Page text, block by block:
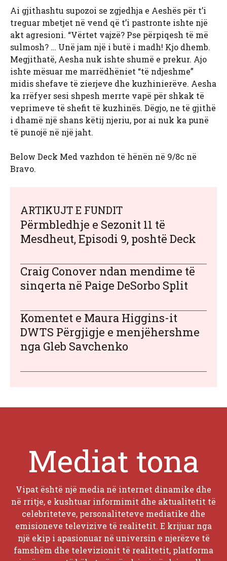
Ai gjithashtu supozoi se zgjedhja e Aeshës për t’i
treguar mbetjet në vend që t’i pastronte ishte një
akt agresioni. “Vërtet vajzë? Pse përpiqesh të më
sulmosh? … Unë jam një i butë i madh! Kjo dhemb.
Megjithatë, Aesha nuk ishte shumë e prekur. Ajo
ishte mësuar me marrëdhëniet “të ndjeshme”
midis shefave të zierjeve dhe kuzhinierëve. Aesha
ka rrëfyer sesi shpesh merrte vapë për shkak të
veprimeve të shefit të kuzhinës. Dëgjo, ne të gjithë
i dhamë një shans këtij njeriu, por ai nuk ka punë
të punojë në një jaht.
Below Deck Med vazhdon të hënën në 9/8c në
Bravo.
ARTIKUJT E FUNDIT
Përmbledhje e Sezonit 11 të
Mesdheut, Episodi 9, poshtë Deck
Craig Conover ndan mendime të
sinqerta në Paige DeSorbo Split
Komentet e Maura Higgins-it
DWTS Përgjigje e menjëhershme
nga Gleb Savchenko
Mediat tona
Vipat është një media në internet dinamike dhe
në rritje, e kushtuar informimit dhe aktualitetit të
celebriteteve, personaliteteve mediatike dhe
emisioneve televizive të realitetit. E krijuar nga
një ekip i apasionuar në universin e njerëzve të
famshëm dhe televizionit të realitetit, platforma